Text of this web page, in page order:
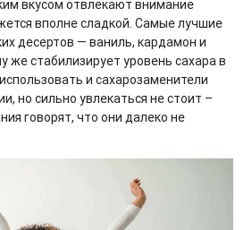
вкусом отвлекают внимание
вполне сладкой. Самые лучшие
десертов — ваниль, кардамон и
же стабилизирует уровень сахара в
и сахарозаменители
но сильно увлекаться не стоит –
говорят, что они далеко не